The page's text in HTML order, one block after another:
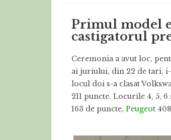
Primul model
castigatorul
Ceremonia a avut loc,
ai juriului, din 22 de tari, i-
locul doi s-a clasat
211 puncte. Locurile 4, 5,
163 de puncte, Peugeot